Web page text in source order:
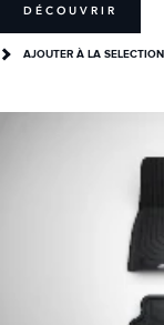
DÉCOUVRIR
AJOUTER À LA SELECTION